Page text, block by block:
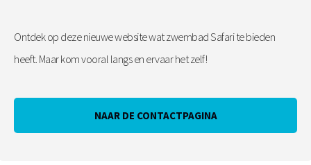
Ontdek op deze nieuwe website wat zwembad Safari te bieden
heeft. Maar kom vooral langs en ervaar het zelf!
NAAR DE CONTACTPAGINA